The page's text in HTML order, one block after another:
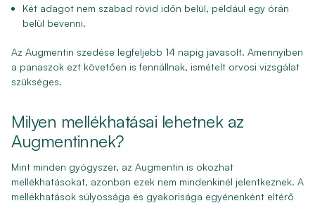
Két adagot nem szabad rövid időn belül, például egy órán
belül bevenni.
Az Augmentin szedése legfeljebb 14 napig javasolt. Amennyiben
a panaszok ezt követően is fennállnak, ismételt orvosi vizsgálat
szükséges.
Milyen mellékhatásai lehetnek az
Augmentinnek?
Mint minden gyógyszer, az Augmentin is okozhat
mellékhatásokat, azonban ezek nem mindenkinél jelentkeznek. A
mellékhatások súlyossága és gyakorisága egyénenként eltérő